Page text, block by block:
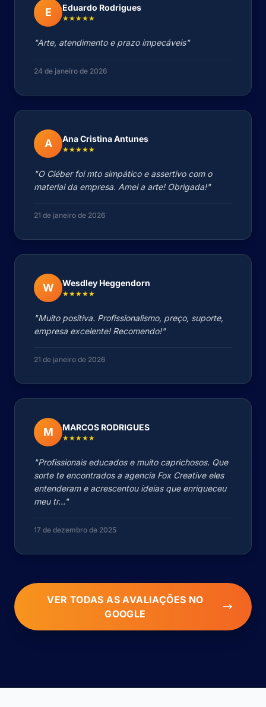
E Eduardo Rodrigues
★★★★★
"Arte, atendimento e prazo impecáveis"
24 de janeiro de 2026
A Ana Cristina Antunes
★★★★★
"O Cléber foi mto simpático e assertivo com o
material da empresa. Amei a arte! Obrigada!"
21 de janeiro de 2026
W Wesdley Heggendorn
★★★★★
"Muito positiva. Profissionalismo, preço, suporte,
empresa excelente! Recomendo!"
21 de janeiro de 2026
M MARCOS RODRIGUES
★★★★★
"Profissionais educados e muito caprichosos. Que
sorte te encontrados a agencia Fox Creative eles
entenderam e acrescentou ideias que enriqueceu
meu tr..."
17 de dezembro de 2025
VER TODAS AS AVALIAÇÕES NO
GOOGLE